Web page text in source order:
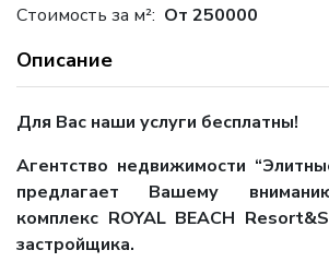
Стоимость за м²: От 250000
Описание
Для Вас наши услуги бесплатны!
Агентство недвижимости
предлагает Вашему
комплекс ROYAL BEACH
застройщика.